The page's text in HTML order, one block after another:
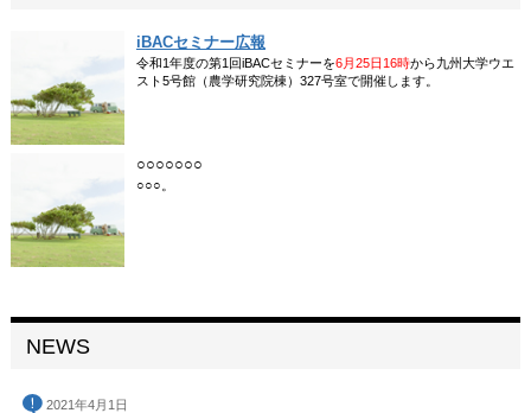
iBACセミナー広報
令和1年度の第1回iBACセミナーを6月25日16時から九州大学ウエ
スト5号館（農学研究院棟）327号室で開催します。
○○○○○○○
○○○。
NEWS
2021年4月1日